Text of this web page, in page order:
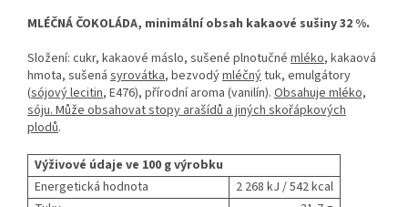
MLÉČNÁ ČOKOLÁDA, minimální obsah kakaové sušiny 32 %.
Složení: cukr, kakaové máslo, sušené plnotučné mléko, kakaová
hmota, sušená syrovátka, bezvodýmléčnýtuk, emulgátory
(sójový lecitin, E476), přírodní aroma (vanilín). Obsahuje mléko,
sóju. Může obsahovat stopy arašídů a jiných skořápkových
plodů.
Výživové údaje ve 100 g výrobku
Energetická hodnota
2 268 kJ / 542 kcal